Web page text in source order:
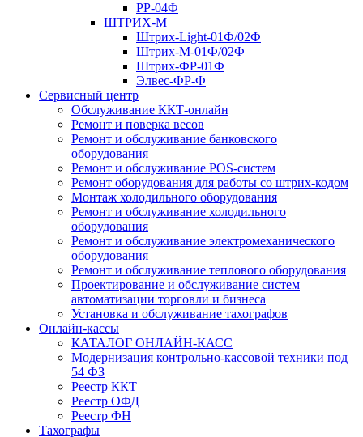
РР-04Ф
ШТРИХ-М
Штрих-Light-01Ф/02Ф
Штрих-М-01Ф/02Ф
Штрих-ФР-01Ф
Элвес-ФР-Ф
Сервисный центр
Обслуживание ККТ-онлайн
Ремонт и поверка весов
Ремонт и обслуживание банковского
оборудования
Ремонт и обслуживание POS-систем
Ремонт оборудования для работы со штрих-кодом
Монтаж холодильного оборудования
Ремонт и обслуживание холодильного
оборудования
Ремонт и обслуживание электромеханического
оборудования
Ремонт и обслуживание теплового оборудования
Проектирование и обслуживание систем
автоматизации торговли и бизнеса
Установка и обслуживание тахографов
Онлайн-кассы
КАТАЛОГ ОНЛАЙН-КАСС
Модернизация контрольно-кассовой техники под
54 ФЗ
Реестр ККТ
Реестр ОФД
Реестр ФН
Тахографы